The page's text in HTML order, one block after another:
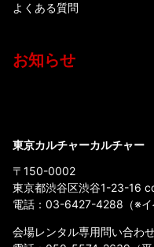
よくある質問
お知らせ
東京カルチャーカルチャー
〒150-0002
東京都渋谷区渋谷1-23-16
電話： 03-6427-4288 （※
会場レンタル専用問い合わ